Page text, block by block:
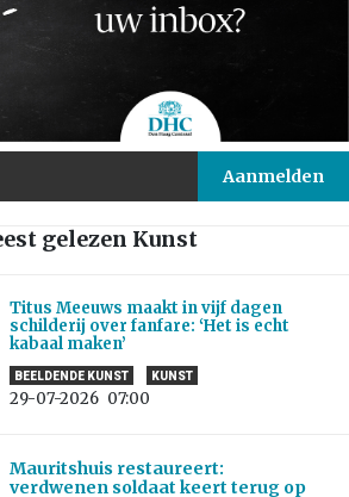
gelezen Kunst
Titus Meeuws maakt in vijf dagen
schilderij over fanfare: ‘Het is echt
kabaal maken’
BEELDENDE KUNST KUNST
29-07-2026 07:00
Mauritshuis restaureert:
verdwenen soldaat keert terug op